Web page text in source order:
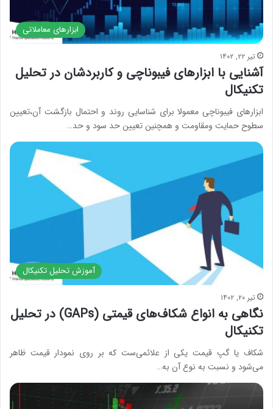
ابزارهای معاملاتی
تیر ۲۲, ۱۴۰۲
آشنایی با ابزارهای فیبوناچی و کاربردشان در تحلیل
تکنیکال
ابزارهای فیبوناچی معمولا برای شناسایی روند و احتمال بازگشت آن،‌تعیین
سطوح حمایت ومقاومت و همچنین تعیین حد سود و حد…
آموزش تحلیل تکنیکال
تیر ۲۰, ۱۴۰۲
نگاهی به انواع شکاف‌های قیمتی (GAPs) در تحلیل
تکنیکال
شکاف یا گپ قیمت یکی از علائمی‌ست که بر روی نمودار قیمت ظاهر
می‌شود و نسبت به نوع آن به…